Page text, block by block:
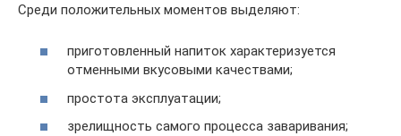
Среди положительных моментов выделяют:
приготовленный напиток характеризуется
отменными вкусовыми качествами;
простота эксплуатации;
зрелищность самого процесса заваривания;